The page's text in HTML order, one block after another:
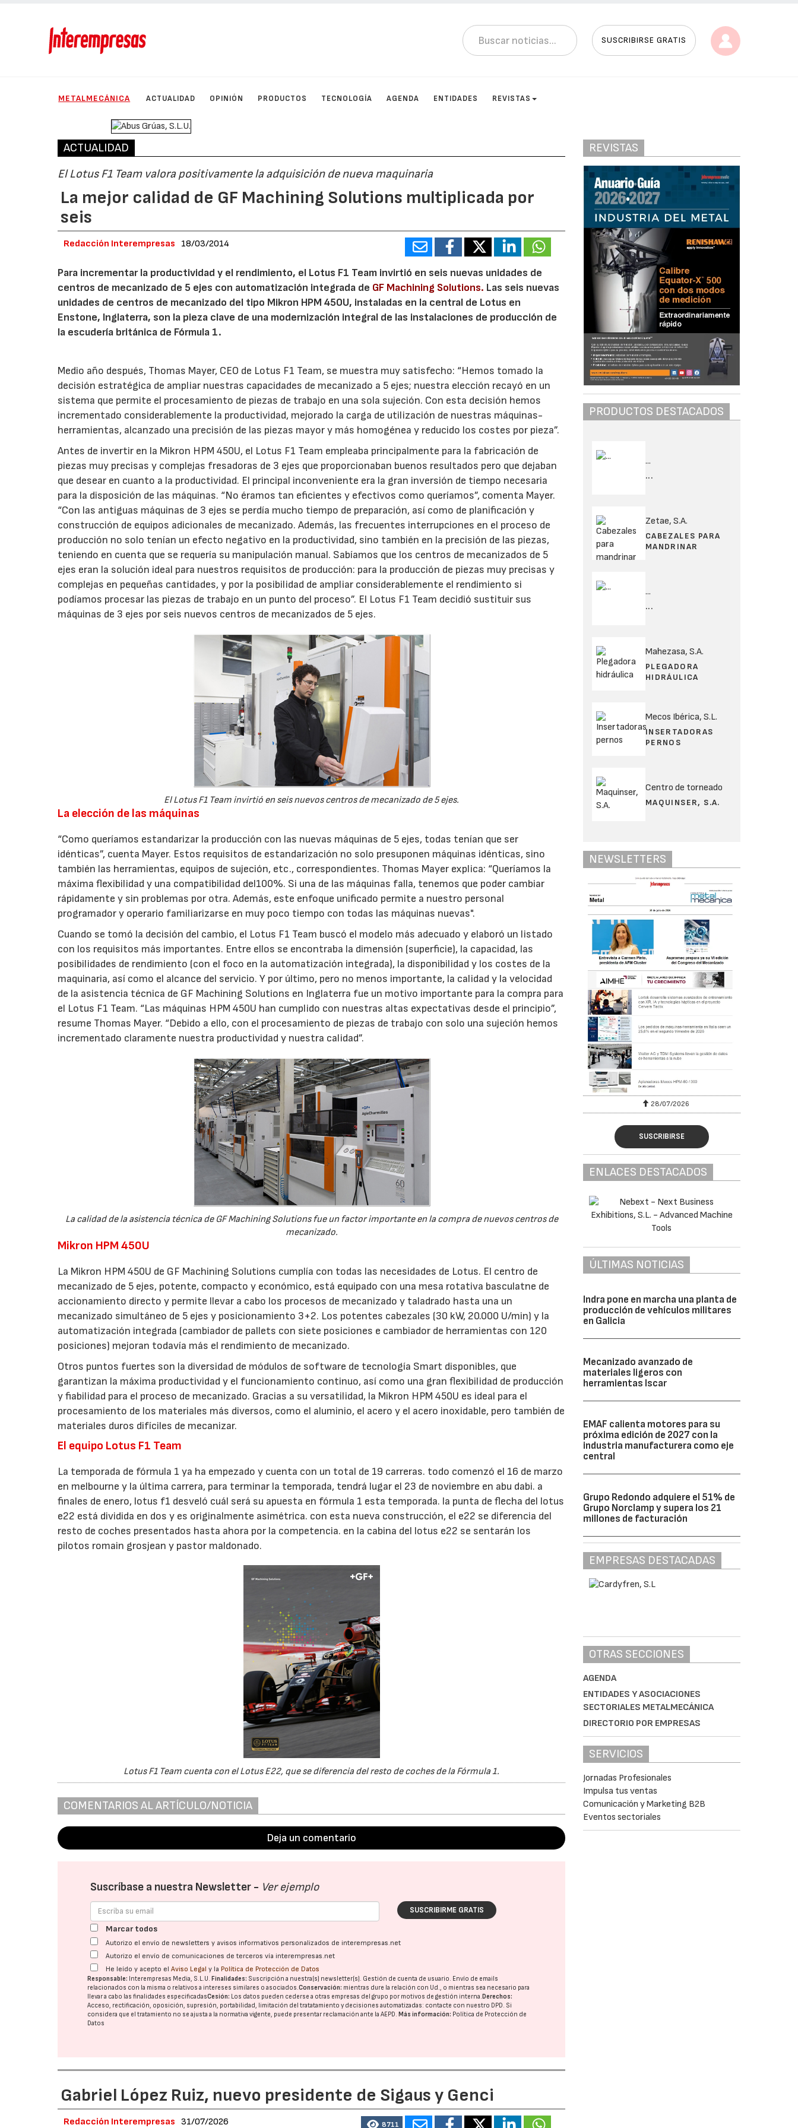
SUSCRIBIRSE GRATIS
METALMECÁNICA ACTUALIDAD OPINIÓN PRODUCTOS TECNOLOGÍA AGENDA ENTIDADES REVISTAS
ACTUALIDAD
El Lotus F1 Team valora positivamente la adquisición de nueva maquinaria
La mejor calidad de GF Machining Solutions multiplicada por
seis
Redacción Interempresas 18/03/2014
Para incrementar la productividad y el rendimiento, el Lotus F1 Team invirtió en seis nuevas unidades de
centros de mecanizado de 5 ejes con automatización integrada de GF Machining Solutions. Las seis nuevas
unidades de centros de mecanizado del tipo Mikron HPM 450U, instaladas en la central de Lotus en
Enstone, Inglaterra, son la pieza clave de una modernización integral de las instalaciones de producción de
la escudería británica de Fórmula 1.
Medio año después, Thomas Mayer, CEO de Lotus F1 Team, se muestra muy satisfecho: “Hemos tomado la
decisión estratégica de ampliar nuestras capacidades de mecanizado a 5 ejes; nuestra elección recayó en un
sistema que permite el procesamiento de piezas de trabajo en una sola sujeción. Con esta decisión hemos
incrementado considerablemente la productividad, mejorado la carga de utilización de nuestras máquinas-
herramientas, alcanzado una precisión de las piezas mayor y más homogénea y reducido los costes por pieza”.
Antes de invertir en la Mikron HPM 450U, el Lotus F1 Team empleaba principalmente para la fabricación de
piezas muy precisas y complejas fresadoras de 3 ejes que proporcionaban buenos resultados pero que dejaban
que desear en cuanto a la productividad. El principal inconveniente era la gran inversión de tiempo necesaria
para la disposición de las máquinas. “No éramos tan eficientes y efectivos como queríamos”, comenta Mayer.
“Con las antiguas máquinas de 3 ejes se perdía mucho tiempo de preparación, así como de planificación y
construcción de equipos adicionales de mecanizado. Además, las frecuentes interrupciones en el proceso de
producción no solo tenían un efecto negativo en la productividad, sino también en la precisión de las piezas,
teniendo en cuenta que se requería su manipulación manual. Sabíamos que los centros de mecanizados de 5
ejes eran la solución ideal para nuestros requisitos de producción: para la producción de piezas muy precisas y
complejas en pequeñas cantidades, y por la posibilidad de ampliar considerablemente el rendimiento si
podíamos procesar las piezas de trabajo en un punto del proceso”. El Lotus F1 Team decidió sustituir sus
máquinas de 3 ejes por seis nuevos centros de mecanizados de 5 ejes.
El Lotus F1 Team invirtió en seis nuevos centros de mecanizado de 5 ejes.
La elección de las máquinas
“Como queríamos estandarizar la producción con las nuevas máquinas de 5 ejes, todas tenían que ser
idénticas”, cuenta Mayer. Estos requisitos de estandarización no solo presuponen máquinas idénticas, sino
también las herramientas, equipos de sujeción, etc., correspondientes. Thomas Mayer explica: “Queríamos la
máxima flexibilidad y una compatibilidad del100%. Si una de las máquinas falla, tenemos que poder cambiar
rápidamente y sin problemas por otra. Además, este enfoque unificado permite a nuestro personal
programador y operario familiarizarse en muy poco tiempo con todas las máquinas nuevas".
Cuando se tomó la decisión del cambio, el Lotus F1 Team buscó el modelo más adecuado y elaboró un listado
con los requisitos más importantes. Entre ellos se encontraba la dimensión (superficie), la capacidad, las
posibilidades de rendimiento (con el foco en la automatización integrada), la disponibilidad y los costes de la
maquinaria, así como el alcance del servicio. Y por último, pero no menos importante, la calidad y la velocidad
de la asistencia técnica de GF Machining Solutions en Inglaterra fue un motivo importante para la compra para
el Lotus F1 Team. “Las máquinas HPM 450U han cumplido con nuestras altas expectativas desde el principio”,
resume Thomas Mayer. “Debido a ello, con el procesamiento de piezas de trabajo con solo una sujeción hemos
incrementado claramente nuestra productividad y nuestra calidad”.
La calidad de la asistencia técnica de GF Machining Solutions fue un factor importante en la compra de nuevos centros de
mecanizado.
Mikron HPM 450U
La Mikron HPM 450U de GF Machining Solutions cumplía con todas las necesidades de Lotus. El centro de
mecanizado de 5 ejes, potente, compacto y económico, está equipado con una mesa rotativa basculatne de
accionamiento directo y permite llevar a cabo los procesos de mecanizado y taladrado hasta una un
mecanizado simultáneo de 5 ejes y posicionamiento 3+2. Los potentes cabezales (30 kW, 20.000 U/min) y la
automatización integrada (cambiador de pallets con siete posiciones e cambiador de herramientas con 120
posiciones) mejoran todavía más el rendimiento de mecanizado.
Otros puntos fuertes son la diversidad de módulos de software de tecnología Smart disponibles, que
garantizan la máxima productividad y el funcionamiento continuo, así como una gran flexibilidad de producción
y fiabilidad para el proceso de mecanizado. Gracias a su versatilidad, la Mikron HPM 450U es ideal para el
procesamiento de los materiales más diversos, como el aluminio, el acero y el acero inoxidable, pero también de
materiales duros difíciles de mecanizar.
El equipo Lotus F1 Team
La temporada de fórmula 1 ya ha empezado y cuenta con un total de 19 carreras. todo comenzó el 16 de marzo
en melbourne y la última carrera, para terminar la temporada, tendrá lugar el 23 de noviembre en abu dabi. a
finales de enero, lotus f1 desveló cuál será su apuesta en fórmula 1 esta temporada. la punta de flecha del lotus
e22 está dividida en dos y es originalmente asimétrica. con esta nueva construcción, el e22 se diferencia del
resto de coches presentados hasta ahora por la competencia. en la cabina del lotus e22 se sentarán los
pilotos romain grosjean y pastor maldonado.
Lotus F1 Team cuenta con el Lotus E22, que se diferencia del resto de coches de la Fórmula 1.
COMENTARIOS AL ARTÍCULO/NOTICIA
Deja un comentario
Suscríbase a nuestra Newsletter - Ver ejemplo
SUSCRIBIRME GRATIS
Marcar todos
Autorizo el envío de newsletters y avisos informativos personalizados de interempresas.net
Autorizo el envío de comunicaciones de terceros vía interempresas.net
He leído y acepto elAviso Legal y la Política de Protección de Datos
Responsable: Interempresas Media, S.L.U.Finalidades: Suscripción a nuestra(s) newsletter(s). Gestión de cuenta de usuario. Envío de emails
relacionados con la misma o relativos a intereses similares o asociados.Conservación: mientras dure la relación con Ud., o mientras sea necesario para
llevar a cabo las finalidades especificadasCesión: Los datos pueden cederse a otras empresas del grupo por motivos de gestión interna.Derechos:
Acceso, rectificación, oposición, supresión, portabilidad, limitación del tratatamiento y decisiones automatizadas: contacte con nuestro DPD. Si
considera que el tratamiento no se ajusta a la normativa vigente, puede presentar reclamación ante laAEPD.Más información: Política de Protección de
Datos
Gabriel López Ruiz, nuevo presidente de Sigaus y Genci
Redacción Interempresas 31/07/2026 8711
REVISTAS
PRODUCTOS DESTACADOS
...
...
Zetae, S.A.
CABEZALES PARA
MANDRINAR
...
...
Mahezasa, S.A.
PLEGADORA
HIDRÁULICA
Mecos Ibérica, S.L.
INSERTADORAS
PERNOS
Centro de torneado
MAQUINSER, S.A.
NEWSLETTERS
28/07/2026
SUSCRIBIRSE
ENLACES DESTACADOS
ÚLTIMAS NOTICIAS
Indra pone en marcha una planta de
producción de vehículos militares
en Galicia
Mecanizado avanzado de
materiales ligeros con
herramientas Iscar
EMAF calienta motores para su
próxima edición de 2027 con la
industria manufacturera como eje
central
Grupo Redondo adquiere el 51% de
Grupo Norclamp y supera los 21
millones de facturación
EMPRESAS DESTACADAS
OTRAS SECCIONES
AGENDA
ENTIDADES Y ASOCIACIONES
SECTORIALES METALMECÁNICA
DIRECTORIO POR EMPRESAS
SERVICIOS
Jornadas Profesionales
Impulsa tus ventas
Comunicación y Marketing B2B
Eventos sectoriales